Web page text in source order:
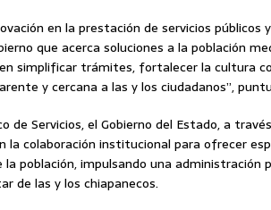
en la prestación de servicios públicos
que acerca soluciones a la población
simplificar trámites, fortalecer la cultura
y cercana a las y los ciudadanos”,
de Servicios, el Gobierno del Estado, a
la colaboración institucional para ofrecer
la población, impulsando una administración
de las y los chiapanecos.